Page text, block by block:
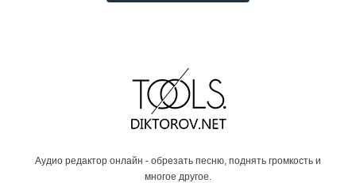
Аудио редактор онлайн - обрезать песню, поднять громкость и
многое другое.